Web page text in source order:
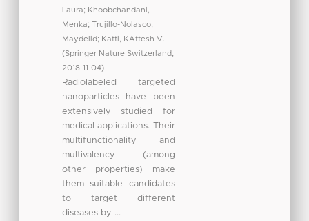
Laura; Khoobchandani,
Menka; Trujillo-Nolasco,
Maydelid; Katti, KAttesh V.
(Springer Nature Switzerland
2018-11-04)
Radiolabeled targeted
nanoparticles have been
extensively studied for
medical applications. Their
multifunctionality and
multivalency (among
other properties) make
them suitable candidates
to target different
diseases by ...